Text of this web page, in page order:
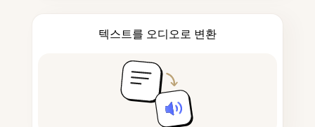
텍스트를 오디오로 변환